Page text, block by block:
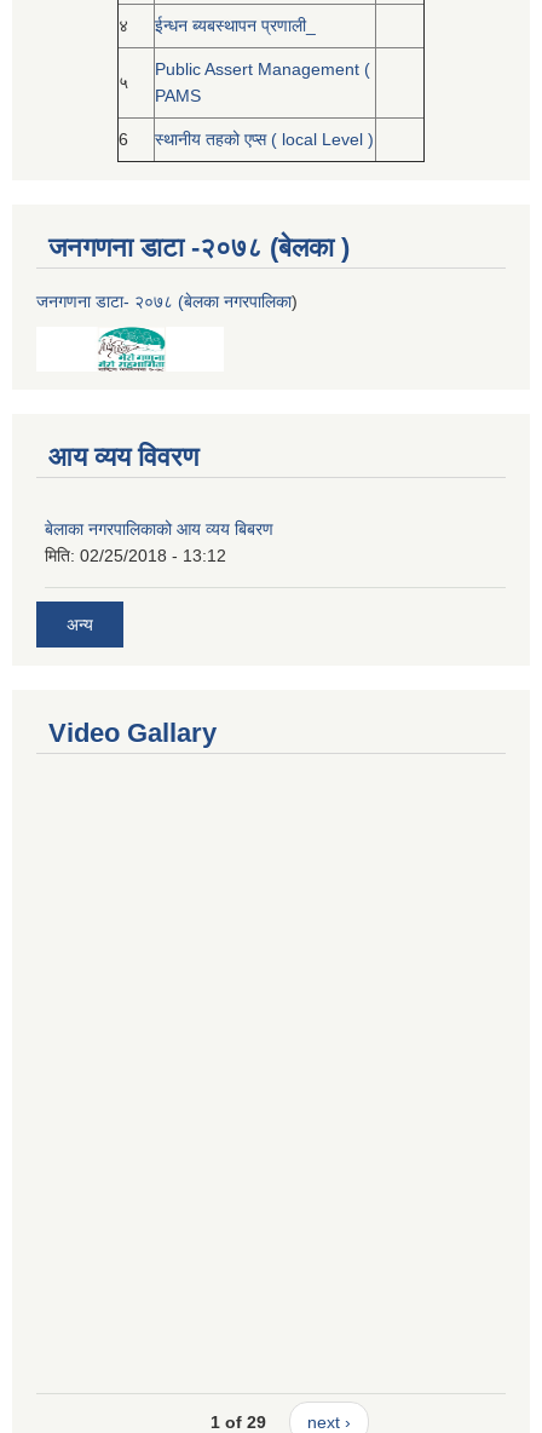
४ ईन्धन ब्यबस्थापन प्रणाली_
५
Public Assert Management (
PAMS
6 स्थानीय तहको एप्स ( local Level )
जनगणना डाटा -२०७८ (बेलका )
जनगणना डाटा- २०७८ (बेलका नगरपालिका)
आय व्यय विवरण
बेलाका नगरपालिकाको आय व्यय बिबरण
मिति: 02/25/2018 - 13:12
अन्य
Video Gallary
1 of 29 next ›